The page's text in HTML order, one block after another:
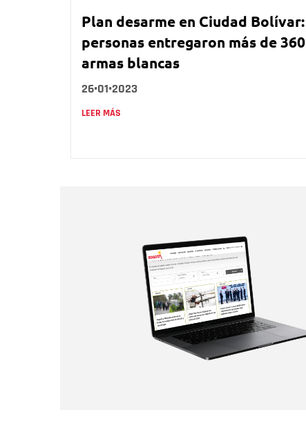
Plan desarme en Ciudad Bolívar:
personas entregaron más de 360
armas blancas
26•01•2023
LEER MÁS